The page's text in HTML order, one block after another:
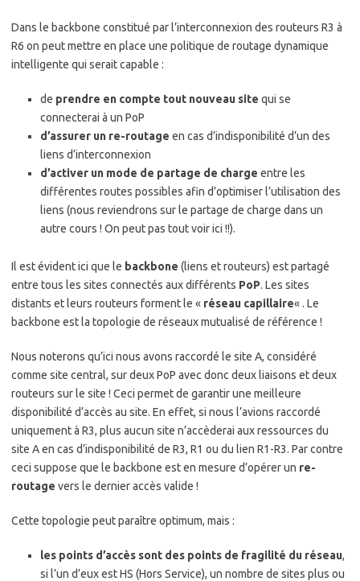
Dans le backbone constitué par l’interconnexion des routeurs R3 à
R6 on peut mettre en place une politique de routage dynamique
intelligente qui serait capable :
de prendre en compte tout nouveau site qui se
connecterai à un PoP
d’assurer un re-routage en cas d’indisponibilité d’un des
liens d’interconnexion
d’activer un mode de partage de charge entre les
différentes routes possibles afin d’optimiser l’utilisation des
liens (nous reviendrons sur le partage de charge dans un
autre cours ! On peut pas tout voir ici !!).
Il est évident ici que le backbone (liens et routeurs) est partagé
entre tous les sites connectés aux différents PoP. Les sites
distants et leurs routeurs forment le « réseau capillaire« . Le
backbone est la topologie de réseaux mutualisé de référence !
Nous noterons qu’ici nous avons raccordé le site A, considéré
comme site central, sur deux PoP avec donc deux liaisons et deux
routeurs sur le site ! Ceci permet de garantir une meilleure
disponibilité d’accès au site. En effet, si nous l’avions raccordé
uniquement à R3, plus aucun site n’accèderai aux ressources du
site A en cas d’indisponibilité de R3, R1 ou du lien R1-R3. Par contre
ceci suppose que le backbone est en mesure d’opérer un re-
routage vers le dernier accès valide !
Cette topologie peut paraître optimum, mais :
les points d’accès sont des points de fragilité du réseau,
si l’un d’eux est HS (Hors Service), un nombre de sites plus ou